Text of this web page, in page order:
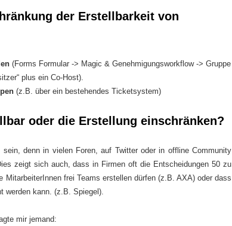
der Erstellbarkeit von
(Forms Formular -> Magic & Genehmigungsworkflow -> Gruppe
plus ein Co-Host).
(z.B. über ein bestehendes Ticketsystem)
oder die Erstellung einschränken?
denn in vielen Foren, auf Twitter oder in offline Community
zeigt sich auch, dass in Firmen oft die Entscheidungen 50 zu
frei Teams erstellen dürfen (z.B. AXA) oder dass
werden kann. (z.B. Spiegel).
mir jemand: